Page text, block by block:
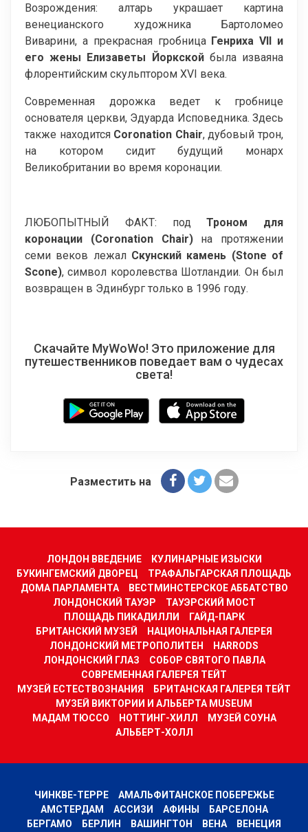
Возрождения: алтарь украшает картина
венецианского художника Бартоломео
Виварини, а прекрасная гробница ГенрихаVII и
его жены Елизаветы Йоркской была изваяна
флорентийским скульптором XVI века.
Современная дорожка ведет к гробнице
основателя церкви, Эдуарда Исповедника. Здесь
также находится Coronation Chair, дубовый трон,
на котором сидит будущий монарх
Великобритании во время коронации.
ЛЮБОПЫТНЫЙ ФАКТ: подТроном для
коронации (Coronation Chair)на протяжении
семи веков лежал Скунский камень (Stone of
Scone), символ королевства Шотландии. Он был
возвращен в Эдинбург только в 1996 году.
Скачайте MyWoWo! Это приложение для
путешественников поведает вам о чудесах
света!
Разместить на
ЛОНДОН ВВЕДЕНИЕ
КУЛИНАРНЫЕ ИЗЫСКИ
БУКИНГЕМСКИЙ ДВОРЕЦ
ТРАФАЛЬГАРСКАЯ ПЛОЩАДЬ
ДОМА ПАРЛАМЕНТА
ВЕСТМИНСТЕРСКОЕ АББАТСТВО
ЛОНДОНСКИЙ ТАУЭР
ТАУЭРСКИЙ МОСТ
ПЛОЩАДЬ ПИКАДИЛЛИ
ГАЙД-ПАРК
БРИТАНСКИЙ МУЗЕЙ
НАЦИОНАЛЬНАЯ ГАЛЕРЕЯ
ЛОНДОНСКИЙ МЕТРОПОЛИТЕН
HARRODS
ЛОНДОНСКИЙ ГЛАЗ
СОБОР СВЯТОГО ПАВЛА
СОВРЕМЕННАЯ ГАЛЕРЕЯ ТЕЙТ
МУЗЕЙ ЕСТЕСТВОЗНАНИЯ
БРИТАНСКАЯ ГАЛЕРЕЯ ТЕЙТ
МУЗЕЙ ВИКТОРИИ И АЛЬБЕРТА MUSEUM
МАДАМ ТЮССО
НОТТИНГ-ХИЛЛ
МУЗЕЙ СОУНА
АЛЬБЕРТ-ХОЛЛ
ЧИНКВЕ-ТЕРРЕ
АМАЛЬФИТАНСКОЕ ПОБЕРЕЖЬЕ
АМСТЕРДАМ
АССИЗИ АФИНЫ
БАРСЕЛОНА
БЕРГАМО
БЕРЛИН ВАШИНГТОН ВЕНА ВЕНЕЦИЯ